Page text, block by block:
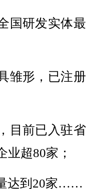
研发实体
形，已注
前已入驻
业超80家；
达到20家……